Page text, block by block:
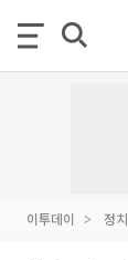
이투데이 정치